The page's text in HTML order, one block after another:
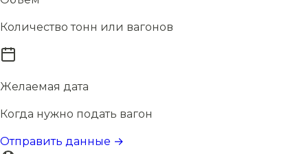
Количество тонн или вагонов
Желаемая дата
Когда нужно подать вагон
Отправить данные →